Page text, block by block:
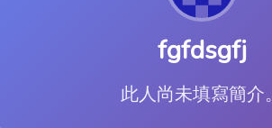
fgfdsgfj
此人尚未填寫簡介。